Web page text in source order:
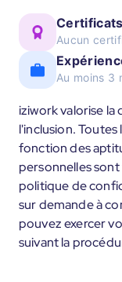
Certificats
Aucun
Au moins 3
iziwork valorise la
l'inclusion.
fonction des
personnelles
politique de
sur demande à
pouvez exercer
suivant la